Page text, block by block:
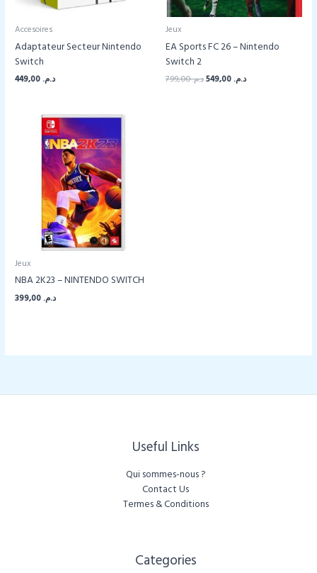
Accesoires
Adaptateur Secteur Nintendo
Switch
د.م.
Jeux
EA Sports FC 26 – Nintendo
Switch 2
د.م.799,00
Le
د.م.Le
Jeux
NBA 2K23 – NINTENDO SWITCH
د.م.
Useful Links
Qui sommes-nous ?
Contact Us
Termes & Conditions
Categories​